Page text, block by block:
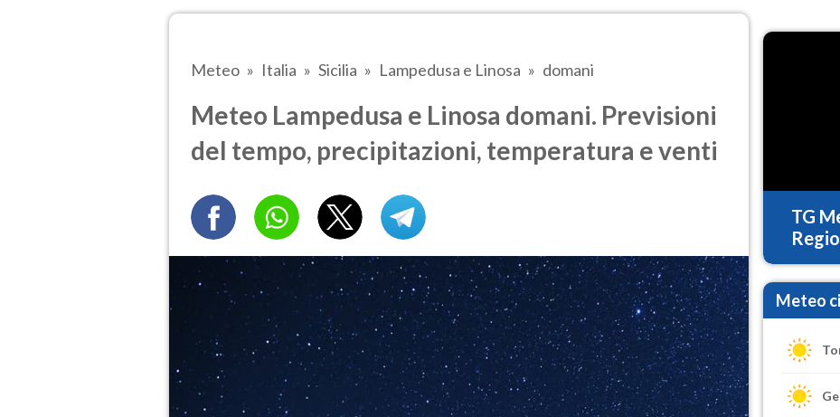
Meteo Italia Sicilia Lampedusa e Linosa domani
Meteo Lampedusa e Linosa domani. Previsioni
del tempo, precipitazioni, temperatura e venti
TG
Meteo